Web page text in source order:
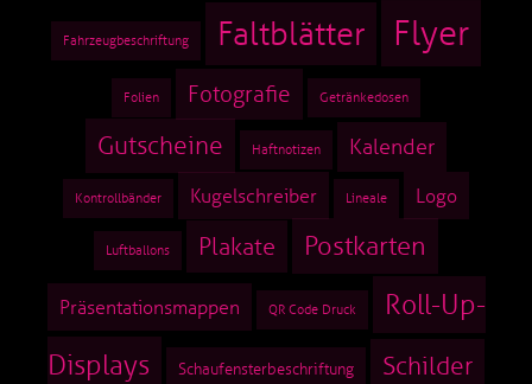
Fahrzeugbeschriftung Faltblätter Flyer
Folien Fotografie Getränkedosen
Gutscheine Haftnotizen Kalender
Kontrollbänder Kugelschreiber Lineale Logo
Luftballons Plakate Postkarten
Präsentationsmappen QR Code Druck
Roll-Up-
Displays
Schaufensterbeschriftung Schilder